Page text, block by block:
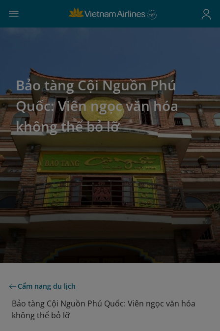
Bảo tàng Cội Nguồn Phú
Quốc: Viên ngọc văn hóa
không thể bỏ lỡ
Cẩm nang du lịch
Bảo tàng Cội Nguồn Phú Quốc: Viên ngọc văn hóa
không thể bỏ lỡ